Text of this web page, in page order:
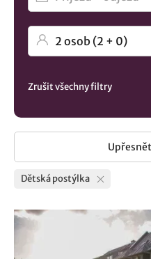
Zrušit všechny filtry
Dětská postýlka